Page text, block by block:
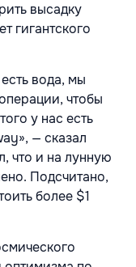
высадку
гигантского
вода, мы
чтобы
у нас есть
— сказал
что и на лунную
Подсчитано,
более $1